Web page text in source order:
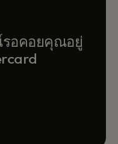
ทำงานได้
งท่าน — ไม่ว่าจะ
รอคอยคุณอยู่